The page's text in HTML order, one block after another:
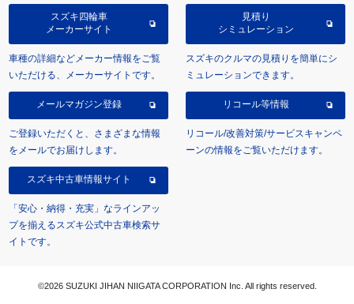
スズキ四輪車
メーカーサイト
車種の詳細などメーカー情報をご覧
いただける、メーカーサイトです。
見積り
シミュレーション
スズキのクルマの見積りを簡単にシ
ミュレーションできます。
メールマガジン登録
ご登録いただくと、さまざまな情報
をメールでお届けします。
リコール等情報
リコール/改善対策/サービスキャンペ
ーンの情報をご覧いただけます。
スズキ中古車情報サイト
「安心・納得・充実」なラインアッ
プを揃えるスズキ公式中古車検索サ
イトです。
©2026 SUZUKI JIHAN NIIGATA CORPORATION Inc. All rights reserved.